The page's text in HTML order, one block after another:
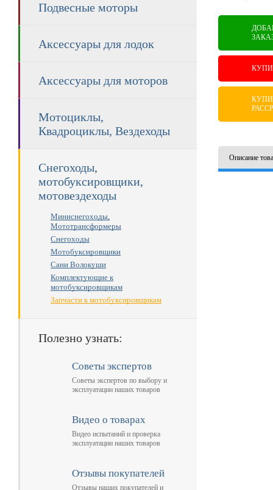
Подвесные моторы
Аксессуары для лодок
Аксессуары для моторов
Мотоциклы,
Квадроциклы, Вездеходы
Снегоходы,
мотобуксировщики,
мотовездеходы
Миниснегоходы,
Мототрансформеры
Снегоходы
Мотобуксировщики
Сани Волокуши
Комплектующие к
мотобуксировщикам
Запчасти к мотобуксировщикам
Полезно узнать:
Советы экспертов
Советы экспертов по выбору и
эксплуатации наших товаров
Видео о товарах
Видео испытаний и проверка
эксплуатации наших товаров
Отзывы покупателей
Отзывы наших покупателей и
Описание